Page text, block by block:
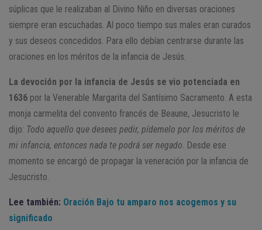
súplicas que le realizaban al Divino Niño en diversas oraciones
siempre eran escuchadas. Al poco tiempo sus males eran curados
y sus deseos concedidos. Para ello debían centrarse durante las
oraciones en los méritos de la infancia de Jesús.
La devoción por la infancia de Jesús se vio potenciada en
1636 por la Venerable Margarita del Santísimo Sacramento. A esta
monja carmelita del convento francés de Beaune, Jesucristo le
dijo: Todo aquello que desees pedir, pídemelo por los méritos de
mi infancia, entonces nada te podrá ser negado . Desde ese
momento se encargó de propagar la veneración por la infancia de
Jesucristo.
Lee también: Oración Bajo tu amparo nos acogemos y su
significado